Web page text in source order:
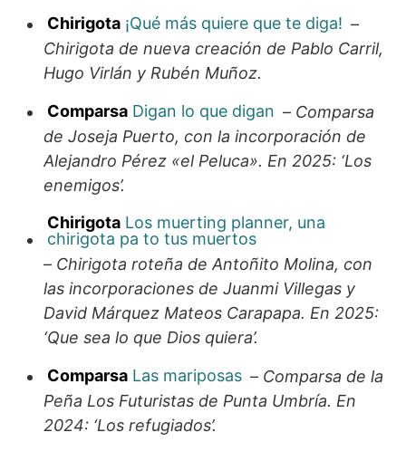
Chirigota ¡Qué más quiere que te diga! –
Chirigota de nueva creación de Pablo Carril,
Hugo Virlán y Rubén Muñoz.
Comparsa Digan lo que digan – Comparsa
de Joseja Puerto, con la incorporación de
Alejandro Pérez «el Peluca». En 2025: ‘Los
enemigos’.
Chirigota Los muerting planner, una
chirigota pa to tus muertos
– Chirigota roteña de Antoñito Molina, con
las incorporaciones de Juanmi Villegas y
David Márquez Mateos Carapapa. En 2025:
‘Que sea lo que Dios quiera’.
Comparsa Las mariposas – Comparsa de la
Peña Los Futuristas de Punta Umbría. En
2024: ‘Los refugiados’.